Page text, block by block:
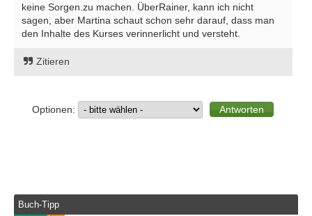
keine Sorgen.zu machen. ÜberRainer, kann ich nicht
sagen, aber Martina schaut schon sehr darauf, dass man
den Inhalte des Kurses verinnerlicht und versteht.
Zitieren
Optionen:
Buch-Tipp